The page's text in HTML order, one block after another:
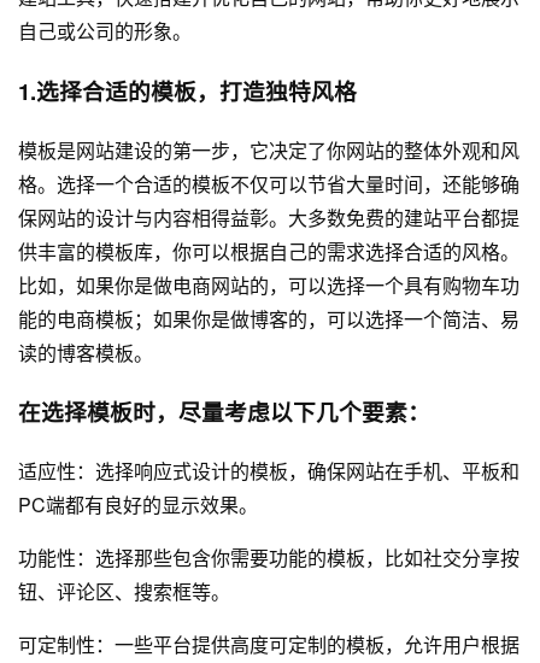
自己或公司的形象。
1.选择合适的模板，打造独特风格
模板是网站建设的第一步，它决定了你网站的整体外观和风
格。选择一个合适的模板不仅可以节省大量时间，还能够确
保网站的设计与内容相得益彰。大多数免费的建站平台都提
供丰富的模板库，你可以根据自己的需求选择合适的风格。
比如，如果你是做电商网站的，可以选择一个具有购物车功
能的电商模板；如果你是做博客的，可以选择一个简洁、易
读的博客模板。
在选择模板时，尽量考虑以下几个要素：
适应性：选择响应式设计的模板，确保网站在手机、平板和
PC端都有良好的显示效果。
功能性：选择那些包含你需要功能的模板，比如社交分享按
钮、评论区、搜索框等。
可定制性：一些平台提供高度可定制的模板，允许用户根据